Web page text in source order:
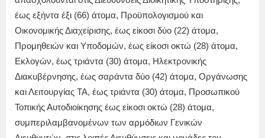
έως εξήντα έξι (66) άτομα, Προϋπολογισμού και
Οικονομικής Διαχείρισης, έως είκοσι δύο (22) άτομα,
Προμηθειών και Υποδομών, έως είκοσι οκτώ (28) άτομα,
Εκλογών, έως τριάντα (30) άτομα, Ηλεκτρονικής
Διακυβέρνησης, έως σαράντα δύο (42) άτομα, Οργάνωσης
και Λειτουργίας ΤΑ, έως τριάντα (30) άτομα, Προσωπικού
Τοπικής Αυτοδιοίκησης έως είκοσι οκτώ (28) άτομα,
συμπεριλαμβανομένων των αρμόδιων Γενικών